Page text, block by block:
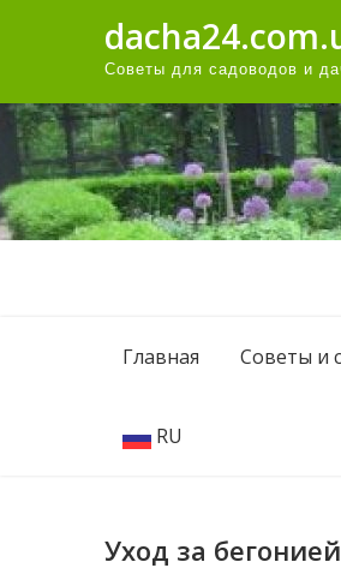
содержаниюСоветы для садоводов и
Главная Советы и
RU
Уход за